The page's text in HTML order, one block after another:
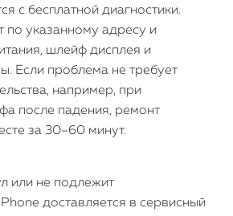
с бесплатной диагностики.
по указанному адресу и
шлейф дисплея и
Если проблема не требует
например, при
после падения, ремонт
за 30–60 минут.
или не подлежит
доставляется в сервисный